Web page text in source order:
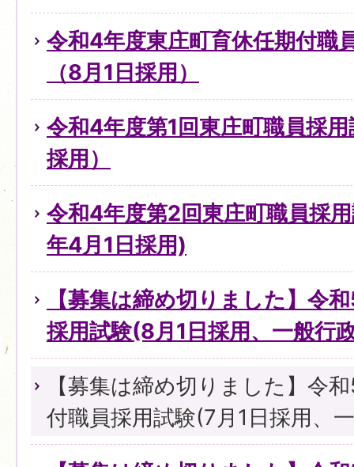
令和4年度東庄町育休任期付職
（8月1日採用）
令和4年度第1回東庄町職員採
採用）
令和4年度第2回東庄町職員採
年4月1日採用)
【募集は締め切りました】令
採用試験(8月1日採用、一般行
【募集は締め切りました】令
付職員採用試験(7月1日採用、